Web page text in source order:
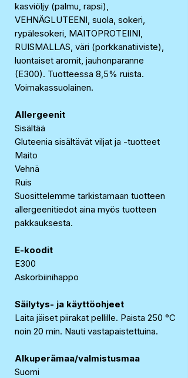
kasviöljy (palmu, rapsi),
VEHNÄGLUTEENI, suola, sokeri,
rypälesokeri, MAITOPROTEIINI,
RUISMALLAS, väri (porkkanatiiviste),
luontaiset aromit, jauhonparanne
(E300). Tuotteessa 8,5% ruista.
Voimakassuolainen.
Allergeenit
Sisältää
Gluteenia sisältävät viljat ja -tuotteet
Maito
Vehnä
Ruis
Suosittelemme tarkistamaan tuotteen
allergeenitiedot aina myös tuotteen
pakkauksesta.
E-koodit
E300
Askorbiinihappo
Säilytys- ja käyttöohjeet
Laita jäiset piirakat pellille. Paista 250 °C
noin 20 min. Nauti vastapaistettuina.
Alkuperämaa/valmistusmaa
Suomi